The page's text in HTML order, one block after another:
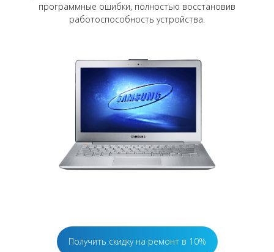
программные ошибки, полностью восстановив
работоспособность устройства.
Получить скидку на ремонт в 10%